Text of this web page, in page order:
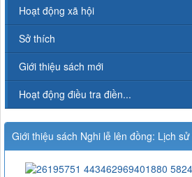
Hoạt động xã hội
Sở thích
Giới thiệu sách mới
Hoạt động điều tra điền...
Giới thiệu sách Nghi lễ lên đồng: Lịch